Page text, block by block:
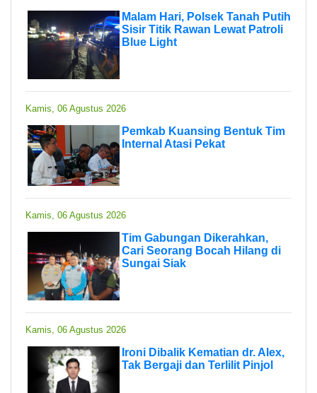
Malam Hari, Polsek Tanah Putih
Sisir Titik Rawan Lewat Patroli
Blue Light
Kamis, 06 Agustus 2026
Pemkab Kuansing Bentuk Tim
Internal Atasi Pekat
Kamis, 06 Agustus 2026
Tim Gabungan Dikerahkan,
Cari Seorang Bocah Hilang di
Sungai Siak
Kamis, 06 Agustus 2026
Ironi Dibalik Kematian dr. Alex,
Tak Bergaji dan Terlilit Pinjol